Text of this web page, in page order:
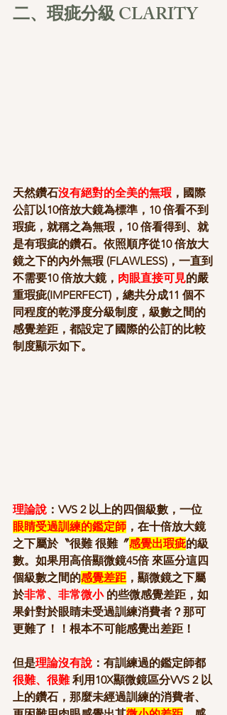
二、瑕疵分級 CLARITY
天然鑽石沒有絕對的全美的無瑕 ，國際
公訂以10倍放大鏡為標準，10 倍看不到
瑕疵，就稱之為無瑕，10 倍看得到、就
是有瑕疵的鑽石。依照順序從10 倍放大
鏡之下的內外無瑕 (FLAWLESS)，一直到
不需要10 倍放大鏡， 肉眼直接可見的嚴
重瑕疵(IMPERFECT)，總共分成11 個不
同程度的乾淨度分級制度，級數之間的
感覺差距，都設定了國際的公訂的比較
制度顯示如下。
理論說 ：VVS 2 以上的四個級數，一位
眼睛受過訓練的鑑定師 ，在十倍放大鏡
之下屬於〝很難 很難〞感覺出瑕疵的級
數。如果用高倍顯微鏡45倍 來區分這四
個級數之間的感覺差距 ，顯微鏡之下屬
於非常、非常微小 的些微感覺差距，如
果針對於眼睛未受過訓練消費者？那可
更難了！！根本不可能感覺出差距！
但是理論沒有說 ：有訓練過的鑑定師都
很難、很難 利用10X顯微鏡區分VVS 2 以
上的鑽石，那麼未經過訓練的消費者、